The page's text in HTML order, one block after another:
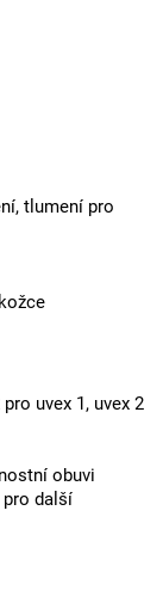
tlumení pro
uvex 1, uvex 2
obuvi
další